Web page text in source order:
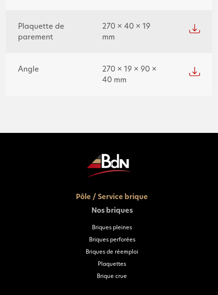
Plaquette de
parement
270 × 40 × 19
mm
Angle
270 × 19 × 90 ×
40 mm
Pôle / Service brique
Nos briques
Briques pleines
Briques perforées
Briques de réemploi
Plaquettes
Brique crue